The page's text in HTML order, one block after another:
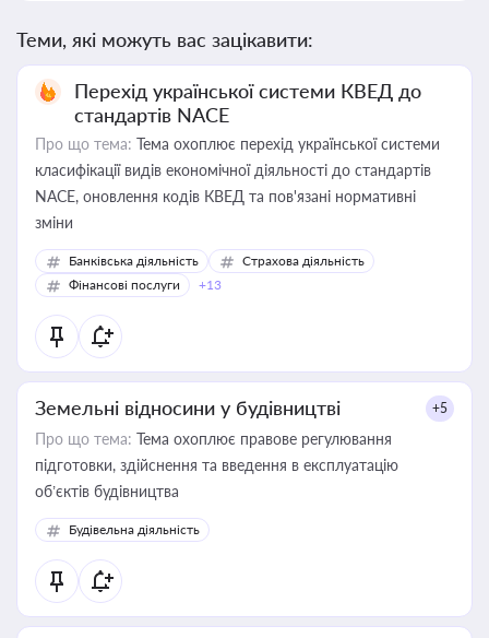
Теми, які можуть вас зацікавити:
Перехід української системи КВЕД до
стандартів NACE
Про що тема: Тема охоплює перехід української системи
класифікації видів економічної діяльності до стандартів
NACE, оновлення кодів КВЕД та пов'язані нормативні
зміни
Банківська діяльність
Страхова діяльність
Фінансові послуги
+13
Земельні відносини у будівництві +5
Про що тема: Тема охоплює правове регулювання
підготовки, здійснення та введення в експлуатацію
об’єктів будівництва
Будівельна діяльність